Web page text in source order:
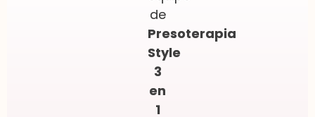
de
Presoterapia
Style
3
en
1